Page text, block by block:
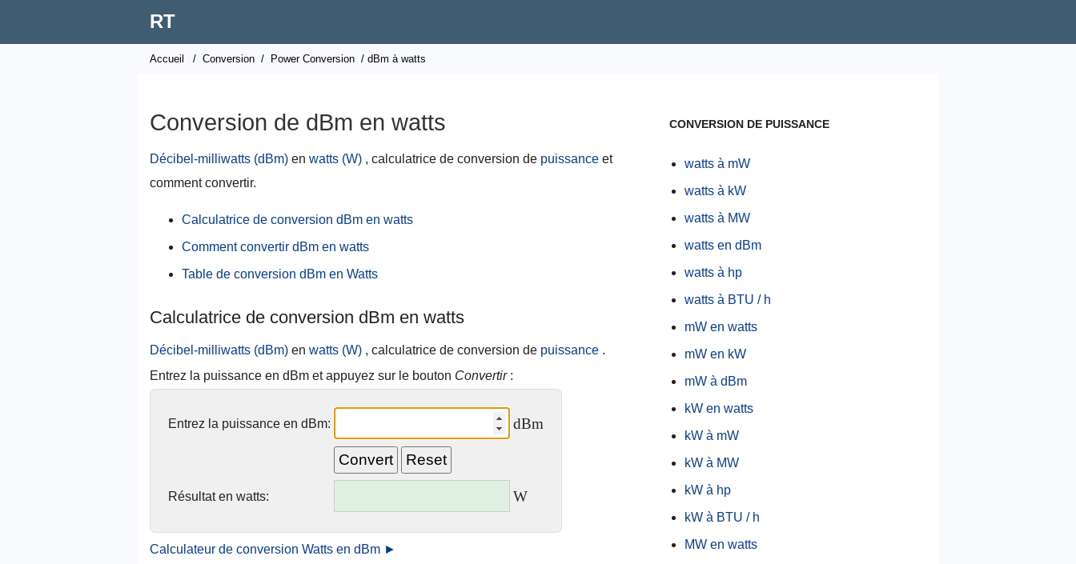
RT
Accueil / Conversion / Power Conversion / dBm à watts
Conversion de dBm en watts
Décibel-milliwatts (dBm) en watts (W) , calculatrice de conversion de puissance et
comment convertir.
Calculatrice de conversion dBm en watts
Comment convertir dBm en watts
Table de conversion dBm en Watts
Calculatrice de conversion dBm en watts
Décibel-milliwatts (dBm) en watts (W) , calculatrice de conversion de puissance .
Entrez la puissance en dBm et appuyez sur le bouton Convertir:
Entrez la puissance en dBm: dBm
Résultat en watts: W
Calculateur de conversion Watts en dBm ►
CONVERSION DE PUISSANCE
watts à mW
watts à kW
watts à MW
watts en dBm
watts à hp
watts à BTU / h
mW en watts
mW en kW
mW à dBm
kW en watts
kW à mW
kW à MW
kW à hp
kW à BTU / h
MW en watts